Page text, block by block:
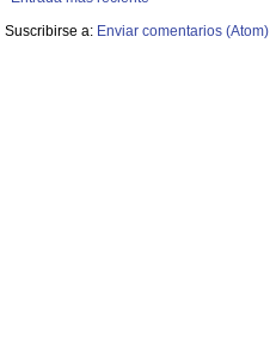
Suscribirse a: Enviar comentarios (Atom)